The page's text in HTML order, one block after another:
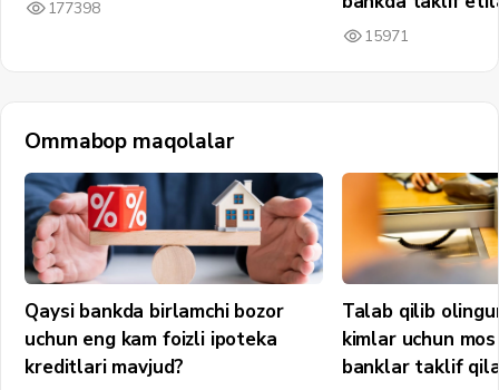
177398
15971
Ommabop maqolalar
Qaysi bankda birlamchi bozor
uchun eng kam foizli ipoteka
kreditlari mavjud?
Talab qilib
kimlar uchun
banklar taklif